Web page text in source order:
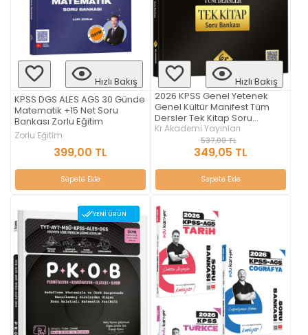
Hızlı Bakış
KPSS DGS ALES AGS 30 Günde
Matematik +15 Net Soru
Bankası Zorlu Eğitim
Zorlu Eğitim
399,00 TL
Sepete Ekle
Hızlı Bakış
2026 KPSS Genel Yetenek
Genel Kültür Manifest Tüm
Dersler Tek Kitap Soru
Bankası KR Akademi Yayınları
Kr Akademi Yayınları
537,00 TL
349,05 TL
Sepete Ekle
YENI ÜRÜN